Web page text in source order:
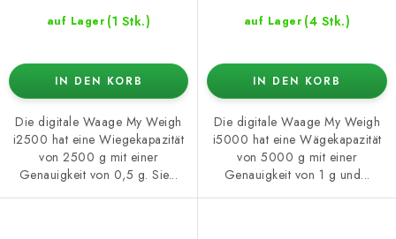
auf Lager (1 Stk.)
IN DEN KORB
Die digitale Waage My Weigh
i2500 hat eine Wiegekapazität
von 2500 g mit einer
Genauigkeit von 0,5 g. Sie...
auf Lager (4 Stk.)
IN DEN KORB
Die digitale Waage My Weigh
i5000 hat eine Wägekapazität
von 5000 g mit einer
Genauigkeit von 1 g und...